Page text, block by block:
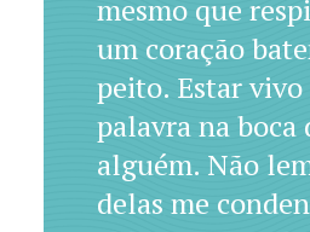
mesmo que
um coração
peito. Estar vivo
palavra na boca
alguém. Não
delas me